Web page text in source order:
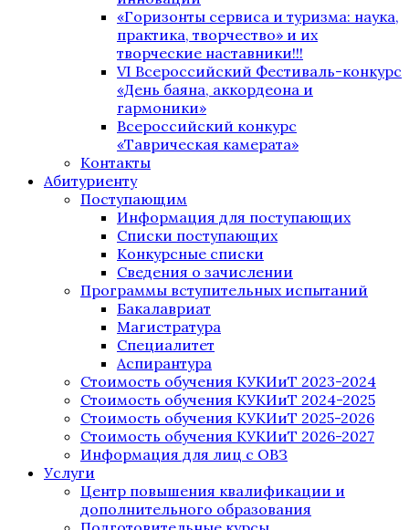
«Горизонты сервиса и туризма: наука,
практика, творчество» и их
творческие наставники!!!
VI Всероссийский Фестиваль-конкурс
«День баяна, аккордеона и
гармоники»
Всероссийский конкурс
«Таврическая камерата»
Контакты
Абитуриенту
Поступающим
Информация для поступающих
Списки поступающих
Конкурсные списки
Сведения о зачислении
Программы вступительных испытаний
Бакалавриат
Магистратура
Специалитет
Аспирантура
Стоимость обучения КУКИиТ 2023-2024
Стоимость обучения КУКИиТ 2024-2025
Стоимость обучения КУКИиТ 2025-2026
Стоимость обучения КУКИиТ 2026-2027
Информация для лиц с ОВЗ
Услуги
Центр повышения квалификации и
дополнительного образования